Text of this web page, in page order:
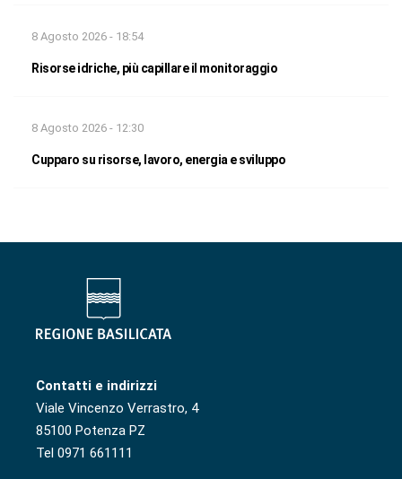
8 Agosto 2026 - 18:54
Risorse idriche, più capillare il monitoraggio
8 Agosto 2026 - 12:30
Cupparo su risorse, lavoro, energia e sviluppo
Contatti e indirizzi
Viale Vincenzo Verrastro, 4
85100 Potenza PZ
Tel 0971 661111